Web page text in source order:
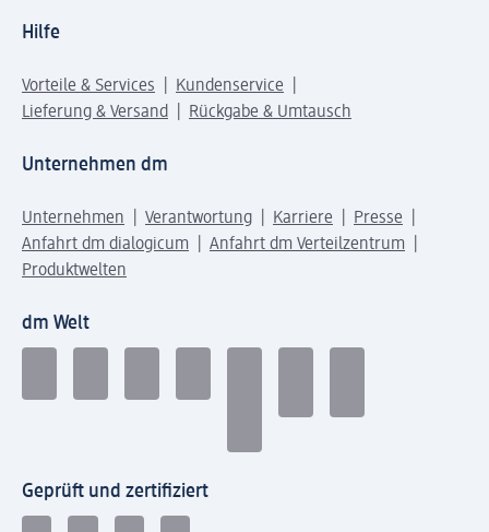
Hilfe
Vorteile & Services
Kundenservice
Lieferung & Versand
Rückgabe & Umtausch
Unternehmen dm
Unternehmen Verantwortung Karriere
Presse
Anfahrt dm dialogicum
Anfahrt dm Verteilzentrum
Produktwelten
dm Welt
Geprüft und zertifiziert